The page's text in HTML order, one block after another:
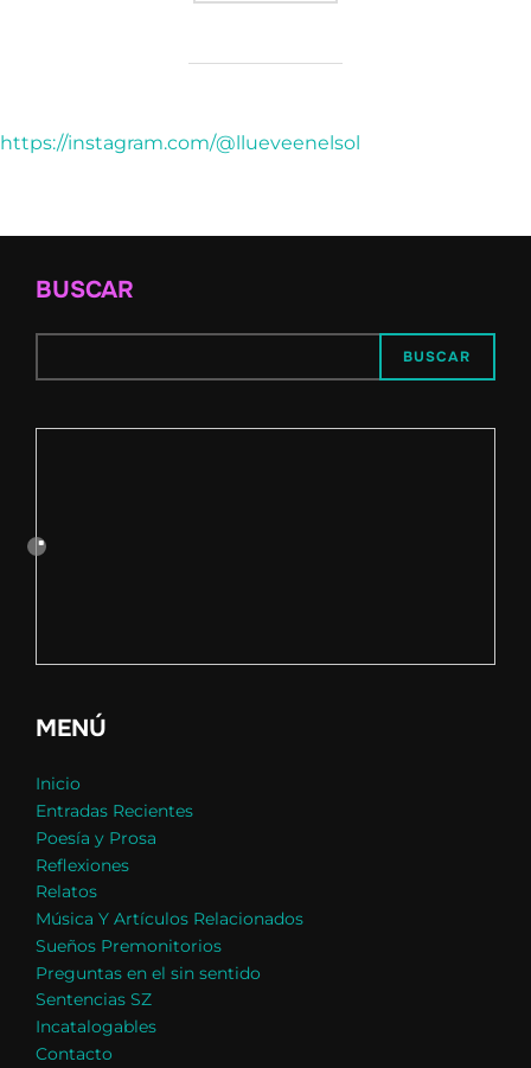
https://instagram.com/@llueveenelsol
BUSCAR
BUSCAR
MENÚ
Inicio
Entradas Recientes
Poesía y Prosa
Reflexiones
Relatos
Música Y Artículos Relacionados
Sueños Premonitorios
Preguntas en el sin sentido
Sentencias SZ
Incatalogables
Contacto